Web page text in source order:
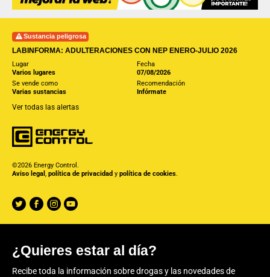
Sustancia peligrosa
LABINFORMA: ADULTERACIONES CON NEP ENERO-JULIO 2026
Lugar
Varios lugares
Fecha
07/08/2026
Se vende como
Varias sustancias
Recomendación
Infórmate
Ver todas las alertas
©2026 Energy Control.
Aviso legal , política de privacidad y política de cookies.
¿Quieres estar al día?
Recibe toda la información sobre drogas y las novedades de